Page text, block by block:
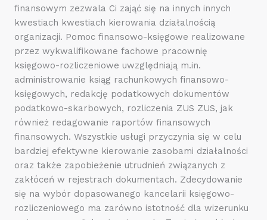
finansowym zezwala Ci zająć się na innych innych
kwestiach kwestiach kierowania działalnością
organizacji. Pomoc finansowo-księgowe realizowane
przez wykwalifikowane fachowe pracownię
księgowo-rozliczeniowe uwzględniają m.in.
administrowanie ksiąg rachunkowych finansowo-
księgowych, redakcję podatkowych dokumentów
podatkowo-skarbowych, rozliczenia ZUS ZUS, jak
również redagowanie raportów finansowych
finansowych. Wszystkie usługi przyczynia się w celu
bardziej efektywne kierowanie zasobami działalności
oraz także zapobieżenie utrudnień związanych z
zakłóceń w rejestrach dokumentach. Zdecydowanie
się na wybór dopasowanego kancelarii księgowo-
rozliczeniowego ma zarówno istotność dla wizerunku